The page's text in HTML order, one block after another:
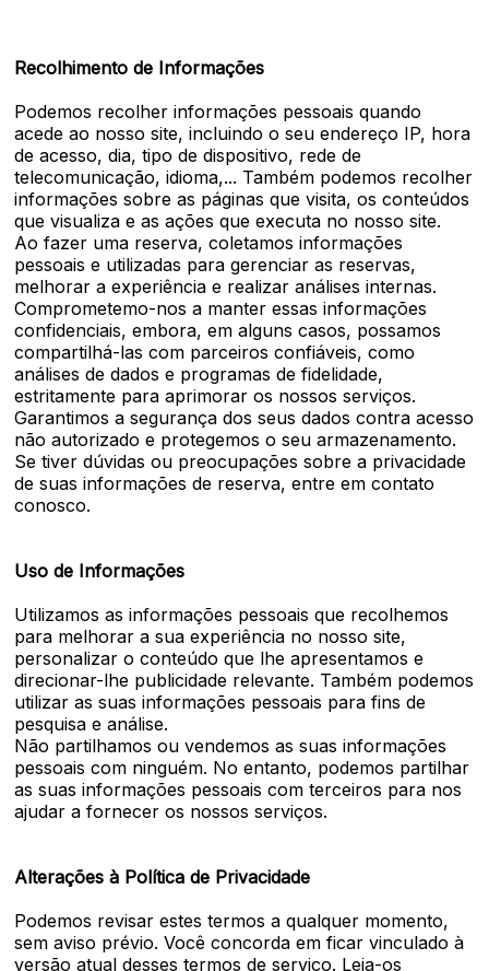
Recolhimento de Informações
Podemos recolher informações pessoais quando
acede ao nosso site, incluindo o seu endereço IP, hora
de acesso, dia, tipo de dispositivo, rede de
telecomunicação, idioma,... Também podemos recolher
informações sobre as páginas que visita, os conteúdos
que visualiza e as ações que executa no nosso site.
Ao fazer uma reserva, coletamos informações
pessoais e utilizadas para gerenciar as reservas,
melhorar a experiência e realizar análises internas.
Comprometemo-nos a manter essas informações
confidenciais, embora, em alguns casos, possamos
compartilhá-las com parceiros confiáveis, como
análises de dados e programas de fidelidade,
estritamente para aprimorar os nossos serviços.
Garantimos a segurança dos seus dados contra acesso
não autorizado e protegemos o seu armazenamento.
Se tiver dúvidas ou preocupações sobre a privacidade
de suas informações de reserva, entre em contato
conosco.
Uso de Informações
Utilizamos as informações pessoais que recolhemos
para melhorar a sua experiência no nosso site,
personalizar o conteúdo que lhe apresentamos e
direcionar-lhe publicidade relevante. Também podemos
utilizar as suas informações pessoais para fins de
pesquisa e análise.
Não partilhamos ou vendemos as suas informações
pessoais com ninguém. No entanto, podemos partilhar
as suas informações pessoais com terceiros para nos
ajudar a fornecer os nossos serviços.
Alterações à Política de Privacidade
Podemos revisar estes termos a qualquer momento,
sem aviso prévio. Você concorda em ficar vinculado à
versão atual desses termos de serviço. Leia-os